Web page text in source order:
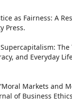
as Fairness: A
Press.
Supercapitalism:
and Everyday
Markets and
of Business